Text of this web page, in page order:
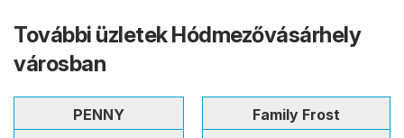
További üzletek Hódmezővásárhely
városban
PENNY
Family Frost